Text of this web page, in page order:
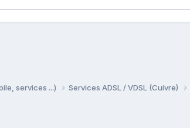
services ...) Services ADSL / VDSL (Cuivre)